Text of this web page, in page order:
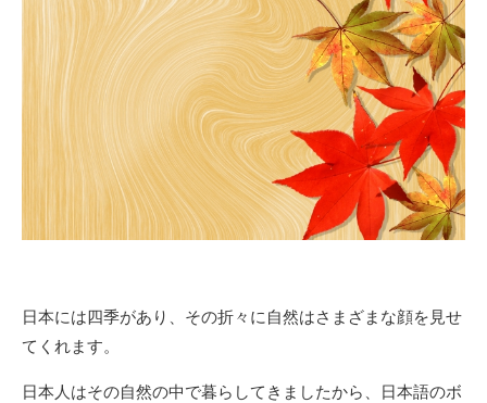
日本には四季があり、その折々に自然はさまざまな顔を見せ
てくれます。
日本人はその自然の中で暮らしてきましたから、日本語のボ